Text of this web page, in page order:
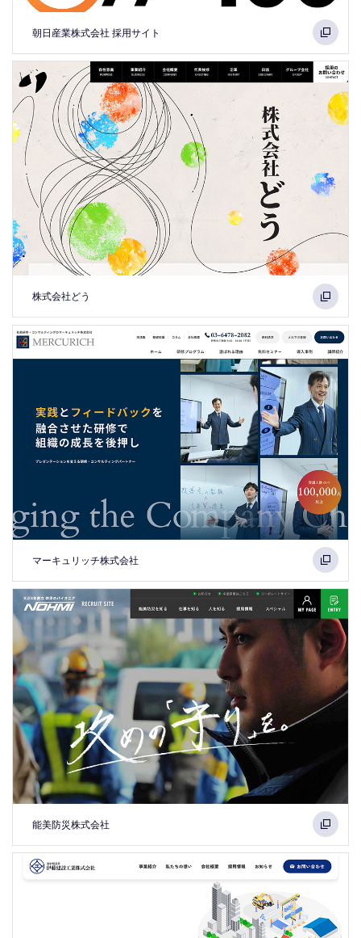
朝日産業株式会社 採用サイト
株式会社どう
マーキュリッチ株式会社
能美防災株式会社